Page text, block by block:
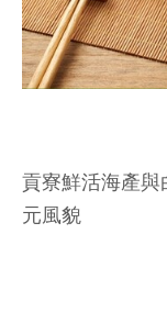
貢寮鮮活海產與
元風貌